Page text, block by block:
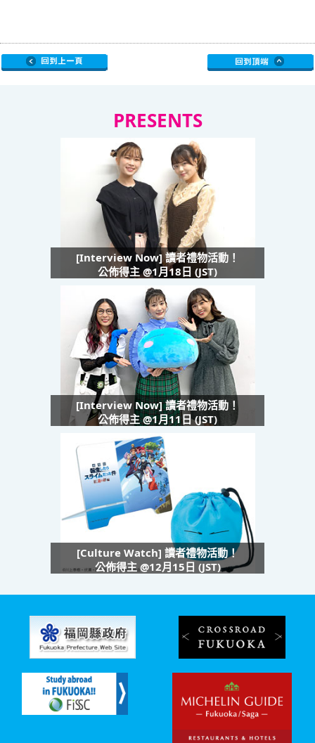
PRESENTS
[Interview Now] 讀者禮物活動！
公佈得主 @1月18日 (JST)
[Interview Now] 讀者禮物活動！
公佈得主 @1月11日 (JST)
[Culture Watch] 讀者禮物活動！
公佈得主 @12月15日 (JST)